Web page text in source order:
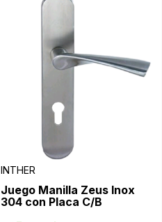
INTHER
Juego Manilla Zeus Inox
304 con Placa C/B